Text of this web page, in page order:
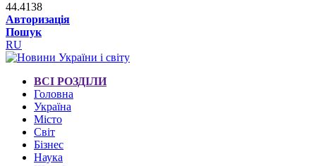
44.4138
Авторизація
Пошук
RU
ВСІ РОЗДІЛИ
Головна
Україна
Місто
Світ
Бізнес
Наука